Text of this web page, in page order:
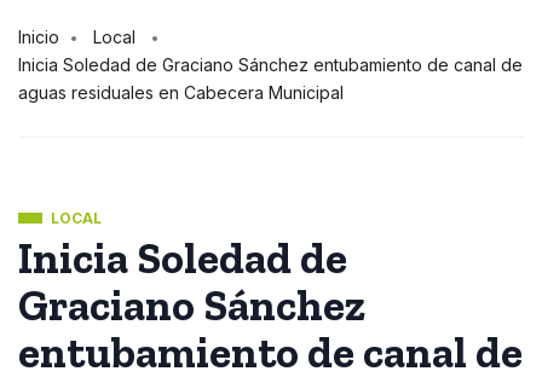
Inicio
Local
Inicia Soledad de Graciano Sánchez entubamiento de canal de
aguas residuales en Cabecera Municipal
LOCAL
Inicia Soledad de
Graciano Sánchez
entubamiento de canal de